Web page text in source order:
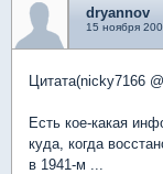
dryannov
15 ноября
Цитата(nicky7166
Есть кое-какая
куда, когда
в 1941-м ...